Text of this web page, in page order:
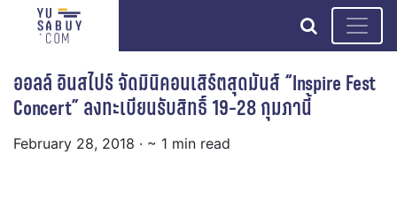
search
ออลล์ อินสไปร์ จัดมินิคอนเสิร์ตสุดมันส์ “Inspire Fest
Concert” ลงทะเบียนรับสิทธิ์ 19-28 กุมภานี้
February 28, 2018 · ~ 1 min read